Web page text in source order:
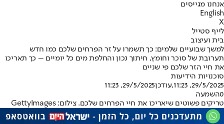
אנחנו מגייסים
English
X
לייף סטייל
בית ועיצוב
למשך שבועיים שלמים: כך תשמרו על זר הפרחים שלכם כמו חדש
תערובת של סוכר וחומץ, חיתוך נכון והחלפת מים כל יומיים – כך תאריכו
את חיי הזר שלכם פי שניים
סוכנויות הידיעות
29/5/2025, 11:23
,עודכן29/5/2025, 11:23
0השמעה
טריקים פשוטים שיאריכו את חיי הפרחים שלכם. צילום: GettyImages